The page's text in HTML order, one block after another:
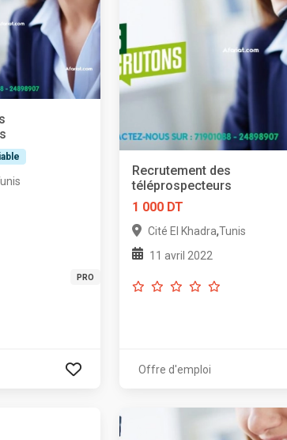
PRO
Recrutement des
téléprospecteurs
1 000 DT
Cité El Khadra,Tunis
11 avril 2022
Offre d'emploi